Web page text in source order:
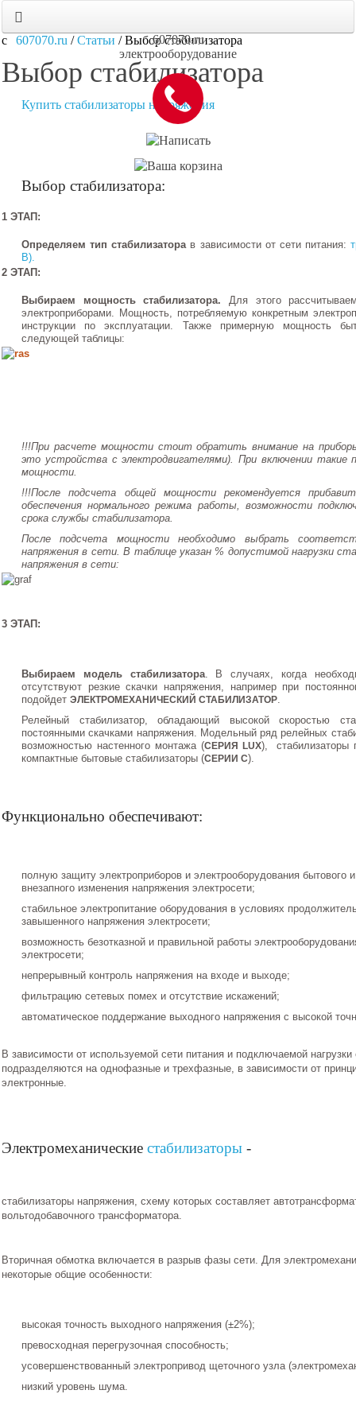
607070.ru
электрооборудование
607070.ru /Статьи /Выбор стабилизатора
Выбор стабилизатора
Купить стабилизаторы напряжения
Выбор стабилизатора:
1 ЭТАП:
Определяем тип стабилизатора в зависимости от сети питания:
В).
2 ЭТАП:
Выбираем мощность стабилизатора. Для этого
электроприборами. Мощность, потребляемую конкретным
инструкции по эксплуатации. Также примерную мощность
следующей таблицы:
!!!При расчете мощности стоит обратить внимание на
это устройства с электродвигателями). При включении
мощности.
!!!После подсчета общей мощности рекомендуется
обеспечения нормального режима работы, возможности
срока службы стабилизатора.
После подсчета мощности необходимо выбрать
напряжения в сети. В таблице указан % допустимой нагрузки
напряжения в сети:
3 ЭТАП:
Выбираем модель стабилизатора. В случаях, когда
отсутствуют резкие скачки напряжения, например при
подойдет ЭЛЕКТРОМЕХАНИЧЕСКИЙ СТАБИЛИЗАТОР.
Релейный стабилизатор, обладающий высокой скоростью
постоянными скачками напряжения. Модельный ряд релейных
возможностью настенного монтажа (СЕРИЯ LUX), стабилизаторы
компактные бытовые стабилизаторы (СЕРИИ С).
Функционально обеспечивают:
полную защиту электроприборов и электрооборудования бытового
внезапного изменения напряжения электросети;
стабильное электропитание оборудования в условиях
завышенного напряжения электросети;
возможность безотказной и правильной работы
электросети;
непрерывный контроль напряжения на входе и выходе;
фильтрацию сетевых помех и отсутствие искажений;
автоматическое поддержание выходного напряжения с высокой
В зависимости от используемой сети питания и подключаемой
подразделяются на однофазные и трехфазные, в зависимости от
электронные.
Электромеханические стабилизаторы -
cтабилизаторы напряжения, схему которых составляет
вольтодобавочного трансформатора.
Вторичная обмотка включается в разрыв фазы сети. Для
некоторые общие особенности:
высокая точность выходного напряжения (±2%);
превосходная перегрузочная способность;
усовершенствованный электропривод щеточного узла
низкий уровень шума.